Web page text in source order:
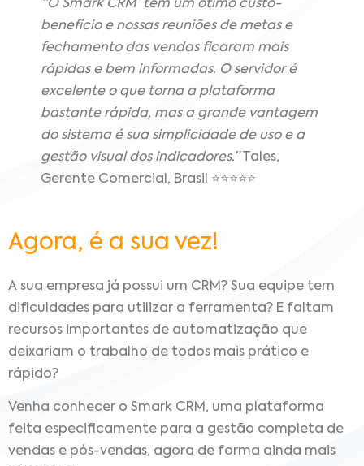
“O Smark CRM tem um ótimo custo-
benefício e nossas reuniões de metas e
fechamento das vendas ficaram mais
rápidas e bem informadas. O servidor é
excelente o que torna a plataforma
bastante rápida, mas a grande vantagem
do sistema é sua simplicidade de uso e a
gestão visual dos indicadores.”
Tales,
Gerente Comercial, Brasil ⭐⭐⭐⭐⭐
Agora, é a sua vez!
A sua empresa já possui um CRM? Sua equipe tem
dificuldades para utilizar a ferramenta? E faltam
recursos importantes de automatização que
deixariam o trabalho de todos mais prático e
rápido?
Venha conhecer o Smark CRM, uma plataforma
feita especificamente para a gestão completa de
vendas e pós-vendas, agora de forma ainda mais